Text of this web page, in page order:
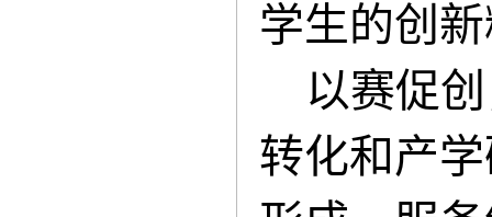
学生的创
以赛促
转化和产